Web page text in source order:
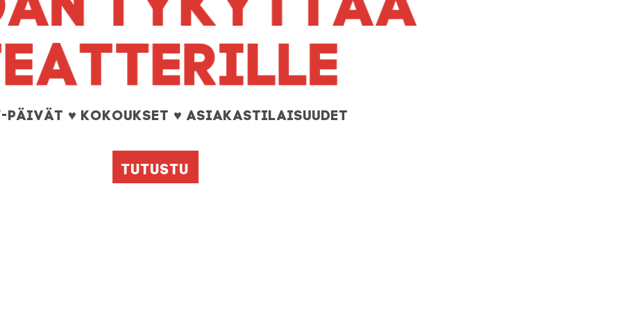
päivät ♥ kokoukset ♥ asiakastilaisuudet
Tutustu